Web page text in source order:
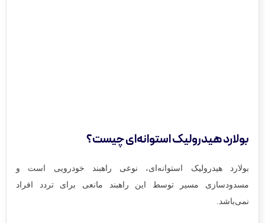
بولارد هیدرولیک استوانه‌ای چیست؟
بولارد هیدرولیک استوانه‌ای، نوعی راهبند خودرویی است و
مسدودسازی مسیر توسط این راهبند مانعی برای تردد افراد
نمی‌باشد.